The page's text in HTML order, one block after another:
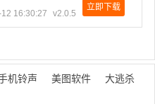
16:30:27 v2.0.5
立即下载
机铃声 美图软件 大逃杀